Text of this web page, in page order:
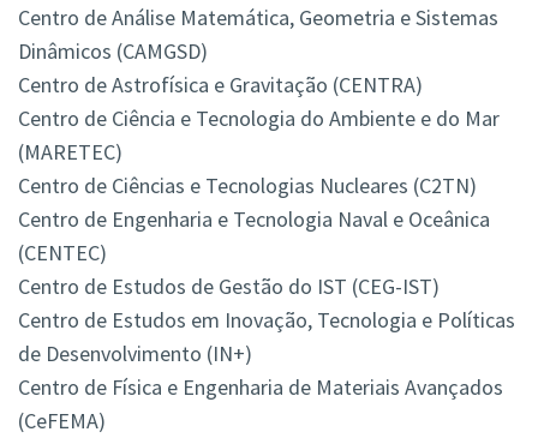
Centro de Análise Matemática, Geometria e Sistemas
Dinâmicos (CAMGSD)
Centro de Astrofísica e Gravitação (CENTRA)
Centro de Ciência e Tecnologia do Ambiente e do Mar
(MARETEC)
Centro de Ciências e Tecnologias Nucleares (C2TN)
Centro de Engenharia e Tecnologia Naval e Oceânica
(CENTEC)
Centro de Estudos de Gestão do IST (CEG-IST)
Centro de Estudos em Inovação, Tecnologia e Políticas
de Desenvolvimento (IN+)
Centro de Física e Engenharia de Materiais Avançados
(CeFEMA)